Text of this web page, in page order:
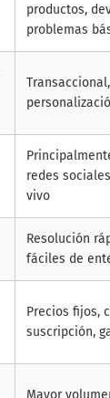
productos,
problemas
redes
vivo
Resolución
fáciles de
Precios fijos,
suscripción,
Mayor